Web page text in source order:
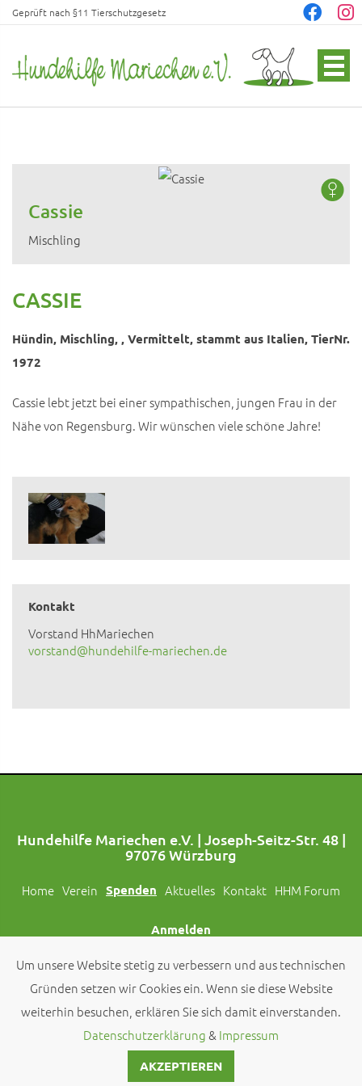
Geprüft nach §11 Tierschutzgesetz
Cassie
Mischling
CASSIE
Hündin, Mischling, , Vermittelt, stammt aus Italien, TierNr.
1972
Cassie lebt jetzt bei einer sympathischen, jungen Frau in der
Nähe von Regensburg. Wir wünschen viele schöne Jahre!
Kontakt
Vorstand HhMariechen
vorstand@hundehilfe-mariechen.de
Hundehilfe Mariechen e.V. | Joseph-Seitz-Str. 48 |
97076 Würzburg
Home Verein Spenden Aktuelles Kontakt HHM Forum
Anmelden
Folgt uns auch auf Social Media!
© 2026 byHundehilfe Mariechen e.V.
Um unsere Website stetig zu verbessern und aus technischen
Gründen setzen wir Cookies ein. Wenn sie diese Website
weiterhin besuchen, erklären Sie sich damit einverstanden.
Datenschutzerklärung& Impressum
AKZEPTIEREN